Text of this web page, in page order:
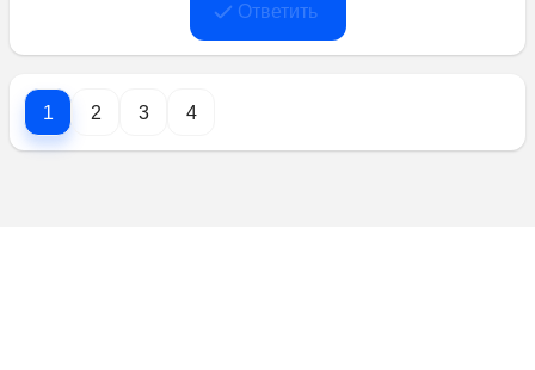
Ответить
1 2 3 4